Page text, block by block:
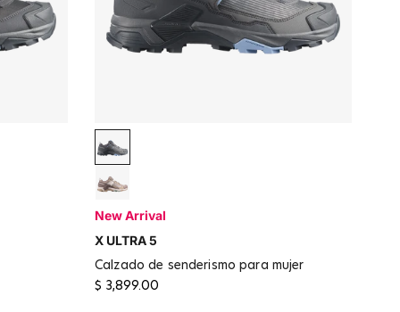
Asphalt / Castlerock / Brunnera Blue
Desert Tan / Iron
New Arrival
X ULTRA 5
calzado de senderismo para mujer
$ 3,899.00